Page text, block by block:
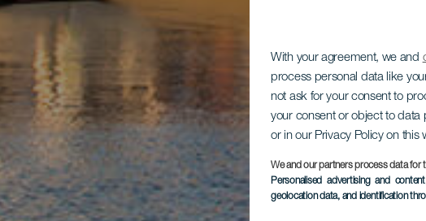
With your agreement, we and
process personal data like
not ask for your consent to
your consent or object to data
or in our Privacy Policy on this
We and our partners process data for
Personalised advertising and
geolocation data, and identification